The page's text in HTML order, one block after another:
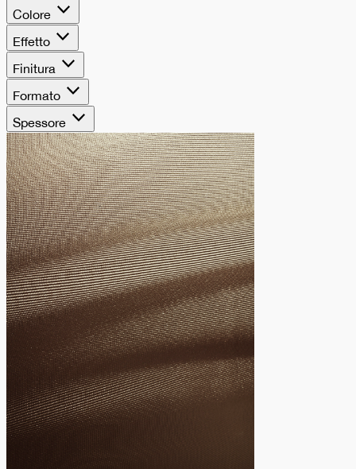
Colore
Effetto
Finitura
Formato
Spessore